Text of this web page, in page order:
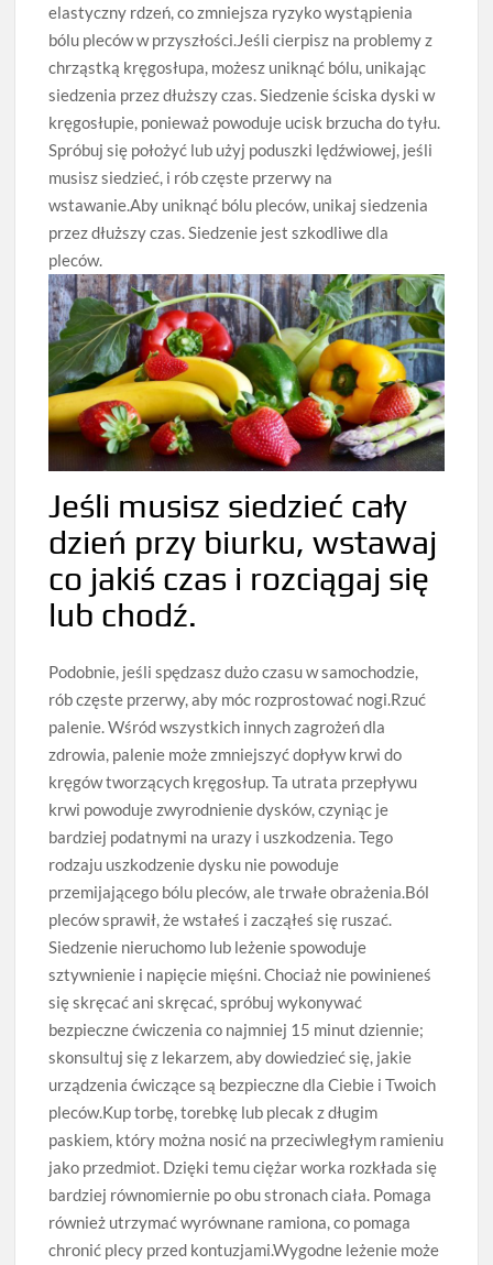
elastyczny rdzeń, co zmniejsza ryzyko wystąpienia
bólu pleców w przyszłości.Jeśli cierpisz na problemy z
chrząstką kręgosłupa, możesz uniknąć bólu, unikając
siedzenia przez dłuższy czas. Siedzenie ściska dyski w
kręgosłupie, ponieważ powoduje ucisk brzucha do tyłu.
Spróbuj się położyć lub użyj poduszki lędźwiowej, jeśli
musisz siedzieć, i rób częste przerwy na
wstawanie.Aby uniknąć bólu pleców, unikaj siedzenia
przez dłuższy czas. Siedzenie jest szkodliwe dla
pleców.
Jeśli musisz siedzieć cały
dzień przy biurku, wstawaj
co jakiś czas i rozciągaj się
lub chodź.
Podobnie, jeśli spędzasz dużo czasu w samochodzie,
rób częste przerwy, aby móc rozprostować nogi.Rzuć
palenie. Wśród wszystkich innych zagrożeń dla
zdrowia, palenie może zmniejszyć dopływ krwi do
kręgów tworzących kręgosłup. Ta utrata przepływu
krwi powoduje zwyrodnienie dysków, czyniąc je
bardziej podatnymi na urazy i uszkodzenia. Tego
rodzaju uszkodzenie dysku nie powoduje
przemijającego bólu pleców, ale trwałe obrażenia.Ból
pleców sprawił, że wstałeś i zacząłeś się ruszać.
Siedzenie nieruchomo lub leżenie spowoduje
sztywnienie i napięcie mięśni. Chociaż nie powinieneś
się skręcać ani skręcać, spróbuj wykonywać
bezpieczne ćwiczenia co najmniej 15 minut dziennie;
skonsultuj się z lekarzem, aby dowiedzieć się, jakie
urządzenia ćwiczące są bezpieczne dla Ciebie i Twoich
pleców.Kup torbę, torebkę lub plecak z długim
paskiem, który można nosić na przeciwległym ramieniu
jako przedmiot. Dzięki temu ciężar worka rozkłada się
bardziej równomiernie po obu stronach ciała. Pomaga
również utrzymać wyrównane ramiona, co pomaga
chronić plecy przed kontuzjami.Wygodne leżenie może